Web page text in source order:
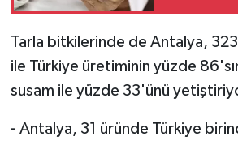
Tarla bitkilerinde de Antalya,
ile Türkiye üretiminin yüzde
susam ile yüzde 33'ünü
- Antalya, 31 üründe Türkiye